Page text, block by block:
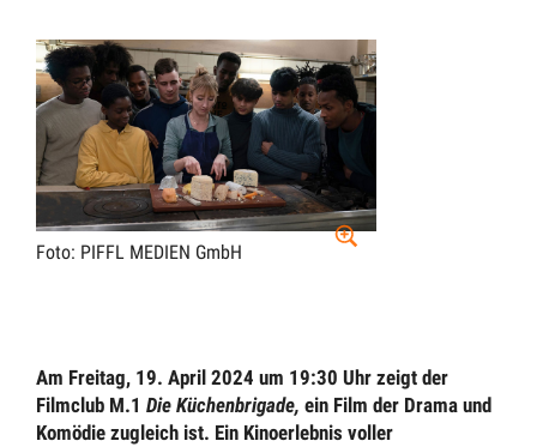
Foto: PIFFL MEDIEN GmbH
Am Freitag, 19. April 2024 um 19:30 Uhr zeigt der
Filmclub M.1 Die Küchenbrigade, ein Film der Drama und
Komödie zugleich ist. Ein Kinoerlebnis voller